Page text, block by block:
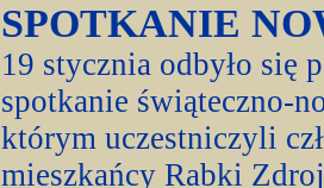
SPOTKANIE
19 stycznia odbyło się
spotkanie świąteczno-
którym uczestniczyli
mieszkańcy Rabki